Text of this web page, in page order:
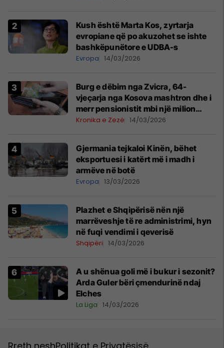
Kush është Marta Kos, zyrtarja
evropiane që po akuzohet se ishte
bashkëpunëtore e UDBA-s
Evropa 14/03/2026
Burg e dëbim nga Zvicra, 64-
vjeçarja nga Kosova mashtron dhe i
merr pensionistit mbi një milion
franga
Kronika e Zezë 14/03/2026
Gjermania tejkaloi Kinën, bëhet
eksportuesi i katërt më i madh i
armëve në botë
Evropa 13/03/2026
Plazhet e Shqipërisë nën një
marrëveshje të re administrimi, hyn
në fuqi vendimi i qeverisë
Shqipëri 14/03/2026
A u shënua goli më i bukur i sezonit?
Arda Guler bëri çmendurinë ndaj
Elches
La Liga 14/03/2026